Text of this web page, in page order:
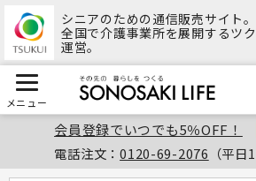
シニアのための通信販売サイト。
全国で介護事業所を展開するツ
運営。
メニュー
会員登録でいつでも5％OFF！
電話注文：0120-69-2076 （平